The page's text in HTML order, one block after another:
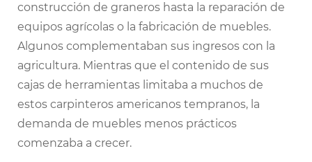
construcción de graneros hasta la reparación de
equipos agrícolas o la fabricación de muebles.
Algunos complementaban sus ingresos con la
agricultura. Mientras que el contenido de sus
cajas de herramientas limitaba a muchos de
estos carpinteros americanos tempranos, la
demanda de muebles menos prácticos
comenzaba a crecer.